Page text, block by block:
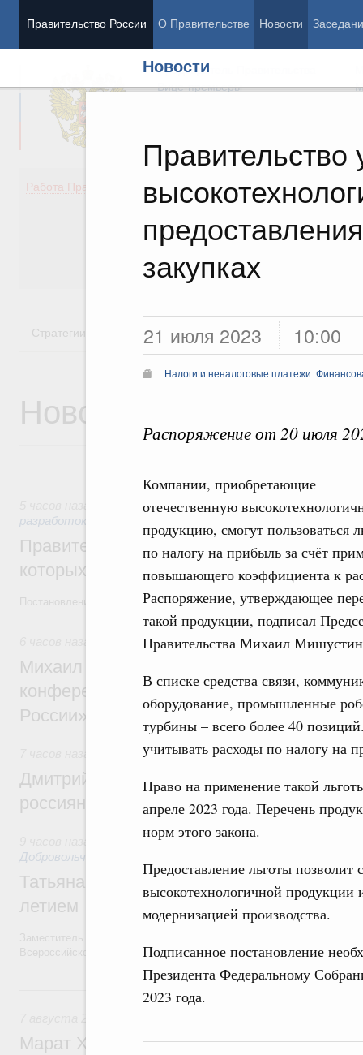
Правительство России О Правительстве Новости
Новости
Правительство
закупках
21 июля 2023 10:00
Налоги и неналоговые платежи.
Распоряжение от 20 июля
Компании, приобретающие
отечественную
продукцию, смогут пользоваться
по налогу на прибыль за счёт
повышающего коэффициента к
Распоряжение, утверждающее
такой продукции, подписал
Правительства Михаил
В списке средства связи,
оборудование, промышленные
турбины – всего более 40
учитывать расходы по налогу
Право на применение такой
апреле 2023 года. Перечень
норм этого закона.
Предоставление льготы позволит
высокотехнологичной
модернизацией производства.
Подписанное постановление
Президента Федеральному
2023 года.
Председатель Правительства
Вице-премьеры
Работа Правительства
Демография
Здоровье
Культура
Государство
Стратегии Государственные программы
Новости
Государственная политика в сфере
разработок
Правительство расширило перечень
которых освобождаются от НДФЛ
Постановление от 5 августа 2026 года №978
Отрасль информационных технологий
Михаил Мишустин дал поручения по
конференции «Цифровая индустрия
России»
Спорт высших достижений и массовый
Дмитрий Чернышенко и Михаил
россиян с Днём физкультурника
Социальные инновации. Некоммерческие
Добровольчество и волонтёрство. Благотворительность
Татьяна Голикова поздравила
летием
Всероссийского общественного движения «Волонтёры-медики» с
Марат Хуснуллин провёл заседание